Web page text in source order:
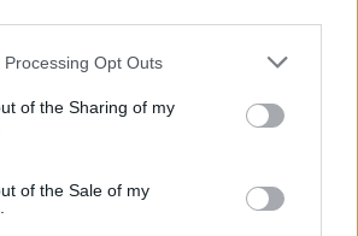
Opt Outs
of the Sharing of my
of the Sale of my